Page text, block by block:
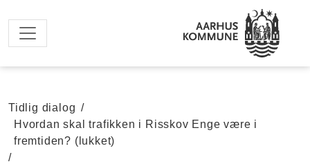
Tidlig dialog /
Hvordan skal trafikken i Risskov Enge være i
fremtiden? (lukket)
/